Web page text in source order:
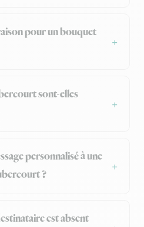
pour un bouquet
sont-elles
personnalisé à une
?
est absent